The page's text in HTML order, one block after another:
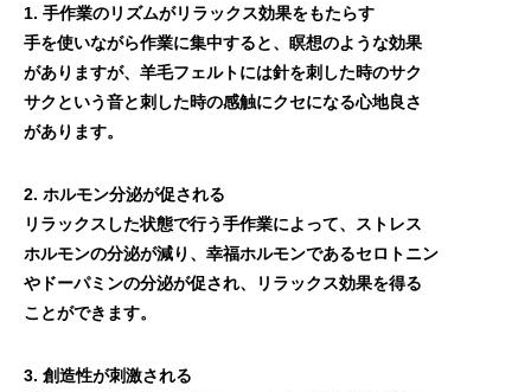
1. 手作業のリズムがリラックス効果をもたらす
手を使いながら作業に集中すると、瞑想のような効果
がありますが、羊毛フェルトには針を刺した時のサク
サクという音と刺した時の感触にクセになる心地良さ
があります。
2. ホルモン分泌が促される
リラックスした状態で行う手作業によって、ストレス
ホルモンの分泌が減り、幸福ホルモンであるセロトニン
やドーパミンの分泌が促され、リラックス効果を得る
ことができます。
3. 創造性が刺激される